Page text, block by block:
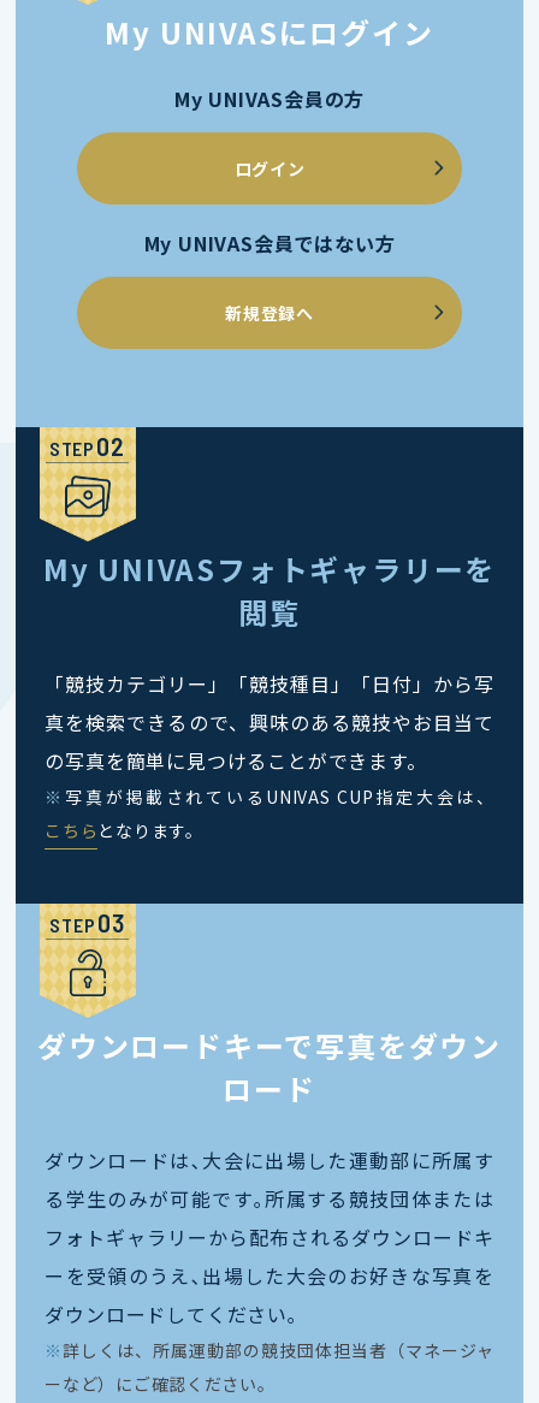
My UNIVASにログイン
My UNIVAS会員の方
ログイン
My UNIVAS会員ではない方
新規登録へ
STEP
My UNIVASフォトギャラリーを
閲覧
「競技カテゴリー」「競技種目」「日付」から写
真を検索できるので、興味のある競技やお目当て
の写真を簡単に見つけることができます。
※ 写真が掲載されているUNIVAS CUP指定大会は、
こちら となります。
STEP
ダウンロードキーで写真をダウン
ロード
ダウンロードは､大会に出場した運動部に所属す
る学生のみが可能です｡所属する競技団体または
フォトギャラリーから配布されるダウンロードキ
ーを受領のうえ､出場した大会のお好きな写真を
ダウンロードしてください｡
※ 詳しくは、所属運動部の競技団体担当者（マネージャ
ーなど）にご確認ください。